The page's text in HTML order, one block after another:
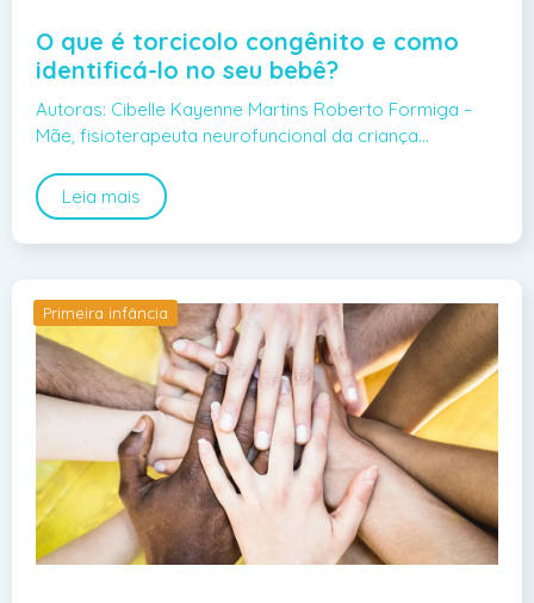
O que é torcicolo congênito e como
identificá-lo no seu bebê?
Autoras: Cibelle Kayenne Martins Roberto Formiga –
Mãe, fisioterapeuta neurofuncional da criança…
Leia mais
Primeira infância